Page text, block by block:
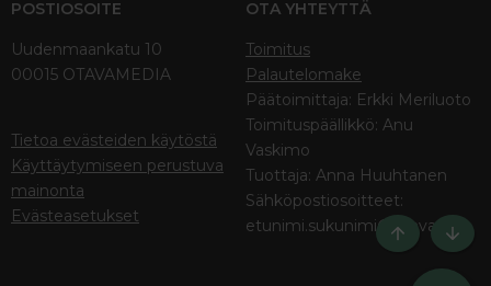
POSTIOSOITE
Uudenmaankatu 10
00015 OTAVAMEDIA
Tietoa evästeiden käytöstä
Käyttäytymiseen perustuva
mainonta
Evästeasetukset
OTA YHTEYTTÄ
Toimitus
Palautelomake
Päätoimittaja: Erkki Meriluoto
Toimituspäällikkö: Anu
Vaskimo
Tuottaja: Anna Huuhtanen
Sähköpostiosoitteet:
etunimi.sukunimi@otava.fi
Ylös